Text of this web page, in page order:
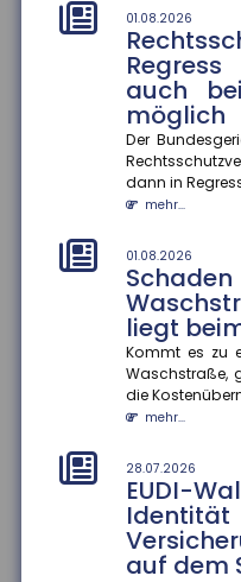
01.08.2026
auch
möglich
Der
dann in
mehr...
01.08.2026
liegt
Kommt es zu
Waschstraße,
die
mehr...
28.07.2026
EUDI-
auf dem
die
Die
Frühstart-
deutsche
mehr...
28.07.2026
Eine
darstellen und
Amtsgericht
mehr...
28.07.2026
für
generative KI
bestehende
mehr...
28.07.2026